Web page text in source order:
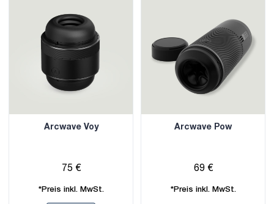
Arcwave Voy
75 €
*Preis inkl. MwSt.
Arcwave Pow
69 €
*Preis inkl. MwSt.